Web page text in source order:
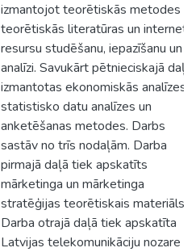
izmantojot teorētiskās metodes -
teorētiskās literatūras un interneta
resursu studēšanu, iepazīšanu un
analīzi. Savukārt pētnieciskajā daļā
izmantotas ekonomiskās analīzes,
statistisko datu analīzes un
anketēšanas metodes. Darbs
sastāv no trīs nodaļām. Darba
pirmajā daļā tiek apskatīts
mārketinga un mārketinga
stratēģijas teorētiskais materiāls.
Darba otrajā daļā tiek apskatīta
Latvijas telekomunikāciju nozare